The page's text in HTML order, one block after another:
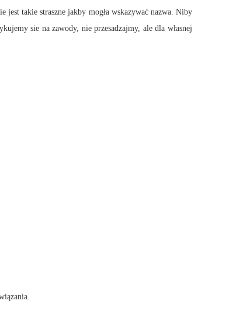
jest takie straszne jakby mogła wskazywać nazwa. Niby
sie na zawody, nie przesadzajmy, ale dla własnej